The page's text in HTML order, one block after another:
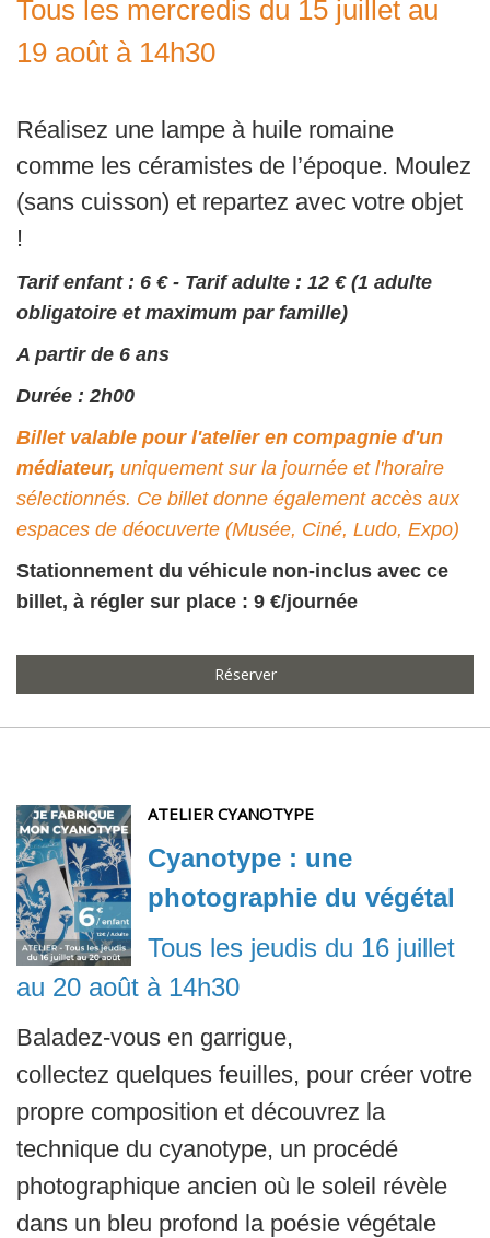
Tous les mercredis du 15 juillet au
19 août à 14h30
Réalisez une lampe à huile romaine
comme les céramistes de l’époque. Moulez
(sans cuisson) et repartez avec votre objet
!
Tarif enfant : 6 € - Tarif adulte : 12 € (1 adulte
obligatoire et maximum par famille)
A partir de 6 ans
Durée : 2h00
Billet valable pour l'atelier en compagnie d'un
médiateur, uniquement sur la journée et l'horaire
sélectionnés. Ce billet donne également accès aux
espaces de déocuverte (Musée, Ciné, Ludo, Expo)
Stationnement du véhicule non-inclus avec ce
billet, à régler sur place : 9 €/journée
Réserver
ATELIER CYANOTYPE
Cyanotype : une
photographie du végétal
Tous les jeudis du 16 juillet
au 20 août à 14h30
Baladez-vous en garrigue,
collectez quelques feuilles, pour créer votre
propre composition et découvrez la
technique du cyanotype, un procédé
photographique ancien où le soleil révèle
dans un bleu profond la poésie végétale